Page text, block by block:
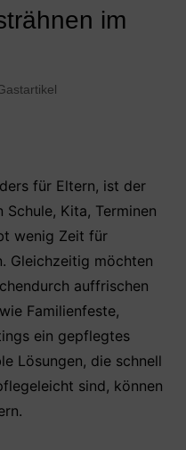
im
für Eltern, ist der
Kita, Terminen
wenig Zeit für
Gleichzeitig möchten
auffrischen
Familienfeste,
ein gepflegtes
Lösungen, die schnell
sind, können